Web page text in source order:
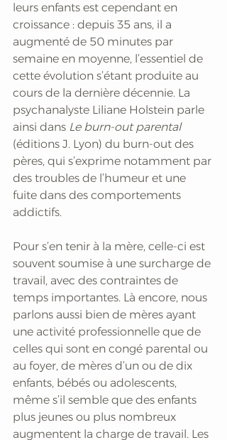
leurs enfants est cependant en
croissance : depuis 35 ans, il a
augmenté de 50 minutes par
semaine en moyenne, l’essentiel de
cette évolution s’étant produite au
cours de la dernière décennie. La
psychanalyste Liliane Holstein parle
ainsi dans Le burn-out parental
(éditions J. Lyon) du burn-out des
pères, qui s’exprime notamment par
des troubles de l’humeur et une
fuite dans des comportements
addictifs.
Pour s’en tenir à la mère, celle-ci est
souvent soumise à une surcharge de
travail, avec des contraintes de
temps importantes. Là encore, nous
parlons aussi bien de mères ayant
une activité professionnelle que de
celles qui sont en congé parental ou
au foyer, de mères d’un ou de dix
enfants, bébés ou adolescents,
même s’il semble que des enfants
plus jeunes ou plus nombreux
augmentent la charge de travail. Les